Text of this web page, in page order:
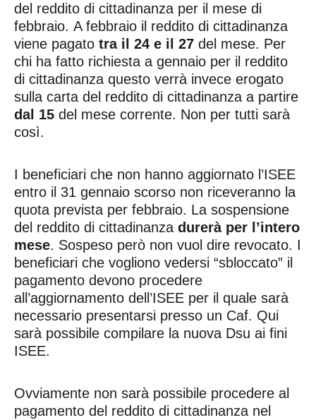
del reddito di cittadinanza per il mese di
febbraio. A febbraio il reddito di cittadinanza
viene pagato tra il 24 e il 27 del mese. Per
chi ha fatto richiesta a gennaio per il reddito
di cittadinanza questo verrà invece erogato
sulla carta del reddito di cittadinanza a partire
dal 15 del mese corrente. Non per tutti sarà
così.
I beneficiari che non hanno aggiornato l’ISEE
entro il 31 gennaio scorso non riceveranno la
quota prevista per febbraio. La sospensione
del reddito di cittadinanza durerà per l’intero
mese. Sospeso però non vuol dire revocato. I
beneficiari che vogliono vedersi “sbloccato” il
pagamento devono procedere
all’aggiornamento dell’ISEE per il quale sarà
necessario presentarsi presso un Caf. Qui
sarà possibile compilare la nuova Dsu ai fini
ISEE.
Ovviamente non sarà possibile procedere al
pagamento del reddito di cittadinanza nel